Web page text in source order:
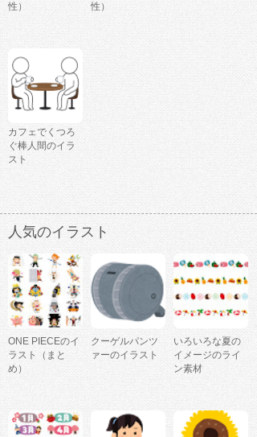
性）
性）
カフェでくつろ
ぐ棒人間のイラ
スト
人気のイラスト
ONE PIECEのイ
ラスト（まと
め）
クーゲルパンツ
ァーのイラスト
いろいろな夏の
イメージのライ
ン素材